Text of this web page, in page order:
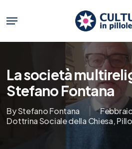
main
content
Menu
La società
Stefano Fontana
ByStefano Fontana
Dottrina Sociale della Chiesa,